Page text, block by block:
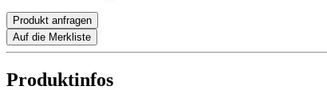
Produkt anfragen
Auf die Merkliste
Produktinfos